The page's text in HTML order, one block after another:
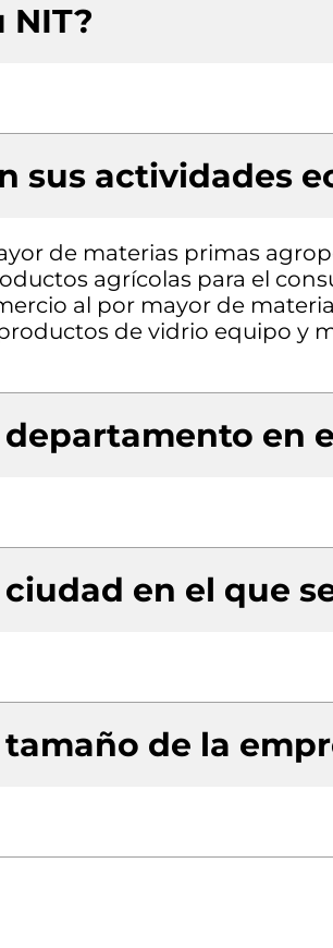
NIT?
sus actividades
de materias primas
agrícolas para el
al por mayor de
de vidrio equipo y
departamento en
ciudad en el que
tamaño de la